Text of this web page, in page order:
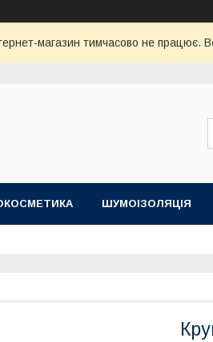
магазин тимчасово не працює.
ШУМОІЗОЛЯЦІЯ